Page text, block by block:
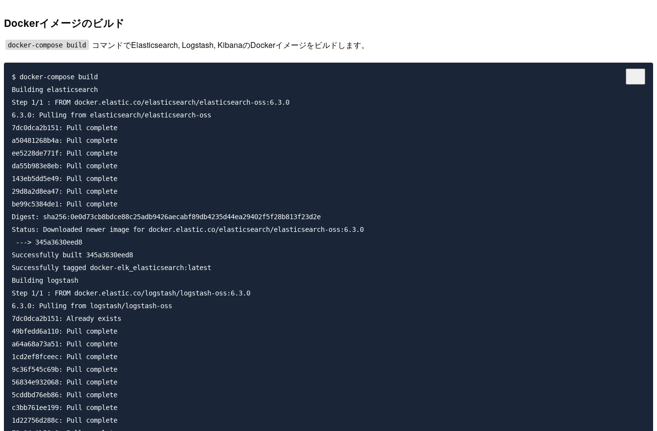
Dockerイメージのビルド
docker-compose build コマンドでElasticsearch, Logstash, KibanaのDockerイメージをビルドします。
$ docker-compose build
Building elasticsearch
Step 1/1 : FROM docker.elastic.co/elasticsearch/elasticsearch-oss:6.3.0
6.3.0: Pulling from elasticsearch/elasticsearch-oss
7dc0dca2b151: Pull complete
a50481268b4a: Pull complete
ee5228de771f: Pull complete
da55b983e8eb: Pull complete
143eb5dd5e49: Pull complete
29d8a2d8ea47: Pull complete
be99c5384de1: Pull complete
Digest: sha256:0e0d73cb8bdce88c25adb9426aecabf89db4235d44ea29402f5f28b813f23d2e
Status: Downloaded newer image for docker.elastic.co/elasticsearch/elasticsearch-oss:6.3.0
---> 345a3630eed8
Successfully built 345a3630eed8
Successfully tagged docker-elk_elasticsearch:latest
Building logstash
Step 1/1 : FROM docker.elastic.co/logstash/logstash-oss:6.3.0
6.3.0: Pulling from logstash/logstash-oss
7dc0dca2b151: Already exists
49bfedd6a110: Pull complete
a64a68a73a51: Pull complete
1cd2ef8fceec: Pull complete
9c36f545c69b: Pull complete
56834e932068: Pull complete
5cddbd76eb86: Pull complete
c3bb761ee199: Pull complete
1d22756d288c: Pull complete